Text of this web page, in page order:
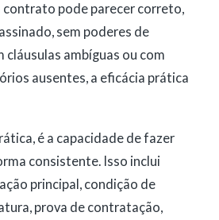
contrato pode parecer correto,
sem poderes de
cláusulas ambíguas ou com
ausentes, a eficácia prática
é a capacidade de fazer
consistente. Isso inclui
principal, condição de
prova de contratação,